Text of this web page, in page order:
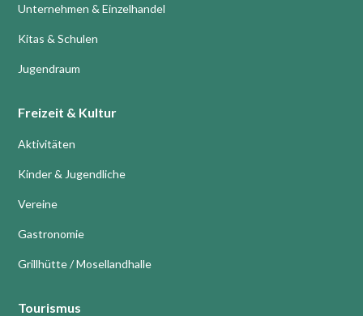
Unternehmen & Einzelhandel
Kitas & Schulen
Jugendraum
Freizeit & Kultur
Aktivitäten
Kinder & Jugendliche
Vereine
Gastronomie
Grillhütte / Mosellandhalle
Tourismus